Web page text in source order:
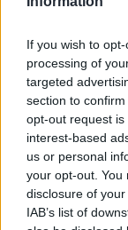
If you wish to
processing of
targeted
section to
opt-out request
interest-based
us or personal
your opt-out. You
disclosure of
IAB’s list of
Paloscia,
Prattichizzo, Valerio
altri.
Riccardo Ferrucci
Riccardo Ferrucci